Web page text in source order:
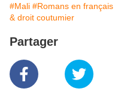
#Mali #Romans en français
& droit coutumier
Partager